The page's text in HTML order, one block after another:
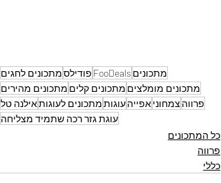
מתכונים FooDeals פודילסמתכונים לחגים
מתכונים מומלצים מתכונים קלים מתכונים מהירים
פרווה צמחוניאפייהעוגותמתכונים לעוגותאילנה טל
עוגת גזר רכה שתמיד מצליחה
כל המתכונים
פרווה
כללי